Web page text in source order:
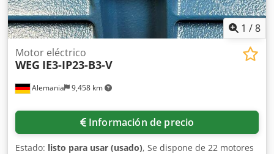
1 /8
Alemania 9,458 km
Motor eléctrico
WEG IE3-IP23-B3-V
Información de precio
Estado: listo para usar (usado), Se dispone de 22 motores